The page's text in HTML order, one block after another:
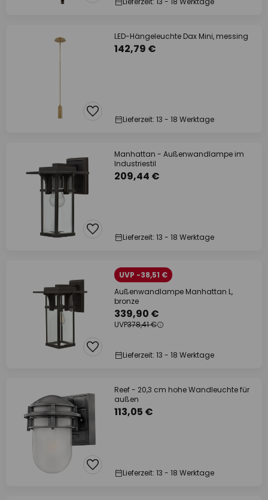
LED-Hängeleuchte Dax Mini, messing
142,79 €
Lieferzeit: 13 - 18 Werktage
Manhattan - Außenwandlampe im
Industriestil
209,44 €
Lieferzeit: 13 - 18 Werktage
UVP -38,51 €
Außenwandlampe Manhattan L,
bronze
339,90 €
UVP378,41 €
Lieferzeit: 13 - 18 Werktage
Reef - 20,3 cm hohe Wandleuchte für
außen
113,05 €
Lieferzeit: 13 - 18 Werktage